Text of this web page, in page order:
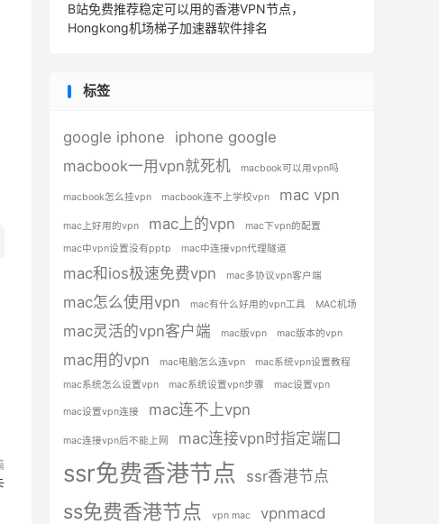
B站免费推荐稳定可以用的香港VPN节点，
Hongkong机场梯子加速器软件排名
标签
google iphone
iphone google
macbook一用vpn就死机
macbook可以用vpn吗
macbook怎么挂vpn macbook连不上学校vpn mac vpn
mac上好用的vpn mac上的vpn
mac下vpn的配置
mac中vpn设置没有pptp
mac中连接vpn代理隧道
mac和ios极速免费vpn mac多协议vpn客户端
mac怎么使用vpn mac有什么好用的vpn工具 MAC机场
mac灵活的vpn客户端 mac版vpn mac版本的vpn
mac用的vpn mac电脑怎么连vpn
mac系统vpn设置教程
mac系统怎么设置vpn
mac系统设置vpn步骤 mac设置vpn
mac设置vpn连接 mac连不上vpn
mac连接vpn后不能上网 mac连接vpn时指定端口
ssr免费香港节点 ssr香港节点
ss免费香港节点 vpn mac vpnmacd